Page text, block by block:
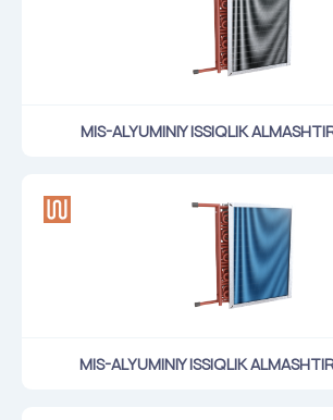
MIS-ALYUMINIY ISSIQLIK
MIS-ALYUMINIY ISSIQLIK